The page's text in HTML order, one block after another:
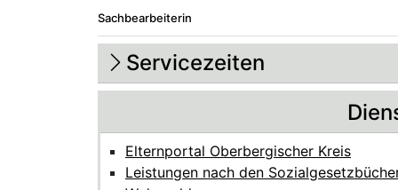
Sachbearbeiterin
Beschreibung
Beschreibung Intern
Servicezeiten
Elternportal Oberbergischer Kreis
Leistungen nach den